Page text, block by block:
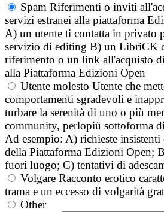
Spam Riferimenti o inviti
servizi estranei alla piattaforma
A) un utente ti contatta in privato
servizio di editing B) un LibriCK
riferimento o un link all'acquisto
alla Piattaforma Edizioni Open
Utente molesto Utente che
comportamenti sgradevoli e
turbare la serenità di uno o più
community, perlopiù sottoforma
Ad esempio: A) richieste
della Piattaforma Edizioni Open;
fuori luogo; C) tentativi di
Volgare Racconto erotico
trama e un eccesso di volgarità
Other